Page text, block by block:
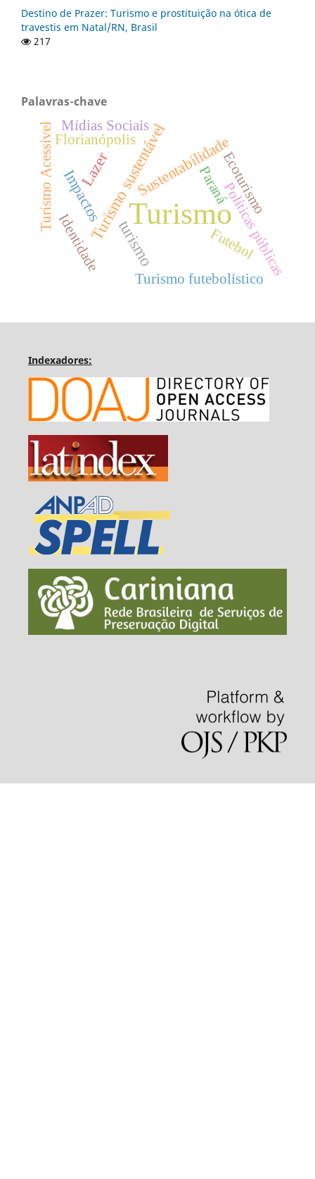
Destino de Prazer: Turismo e prostituição na ótica de
travestis em Natal/RN, Brasil
217
Palavras-chave
Turismo
Turismo sustentável
turismo
Impactos
Lazer SustentabilidadeEcoturismo
Florianópolis
Mídias Sociais
Políticas públicas
Turismo Acessível Paraná
Identidade
Turismo futebolístico
Futebol
Indexadores: